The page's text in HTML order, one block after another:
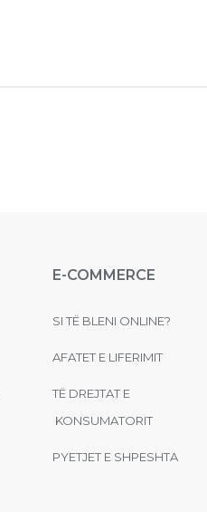
E-COMMERCE
SI TË BLENI ONLINE?
AFATET E LIFERIMIT
TË DREJTAT E
KONSUMATORIT
PYETJET E SHPESHTA